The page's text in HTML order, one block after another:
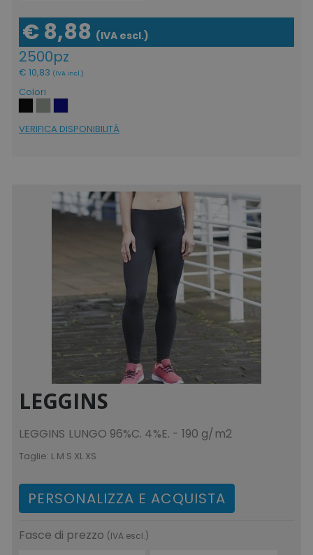
€ 8,88 (IVA escl.)
2500pz
€ 10,83 (IVA incl.)
Colori
VERIFICA DISPONIBILITÁ
LEGGINS
LEGGINS LUNGO 96%C. 4%E. - 190 g/m2
Taglie: L M S XL XS
PERSONALIZZA E ACQUISTA
Fasce di prezzo (IVA escl.)